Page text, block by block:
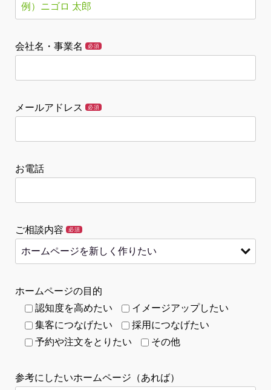
会社名・事業名 必須
メールアドレス 必須
お電話
ご相談内容 必須
ホームページの目的
認知度を高めたい
イメージアップしたい
集客につなげたい
採用につなげたい
予約や注文をとりたい
その他
参考にしたいホームページ（あれば）